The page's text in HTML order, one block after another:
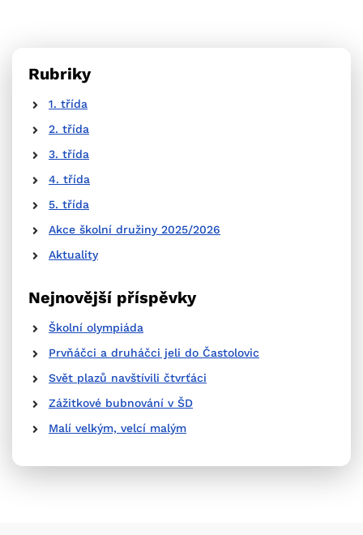
Rubriky
1. třída
2. třída
3. třída
4. třída
5. třída
Akce školní družiny 2025/2026
Aktuality
Nejnovější příspěvky
Školní olympiáda
Prvňáčci a druháčci jeli do Častolovic
Svět plazů navštívili čtvrťáci
Zážitkové bubnování v ŠD
Malí velkým, velcí malým